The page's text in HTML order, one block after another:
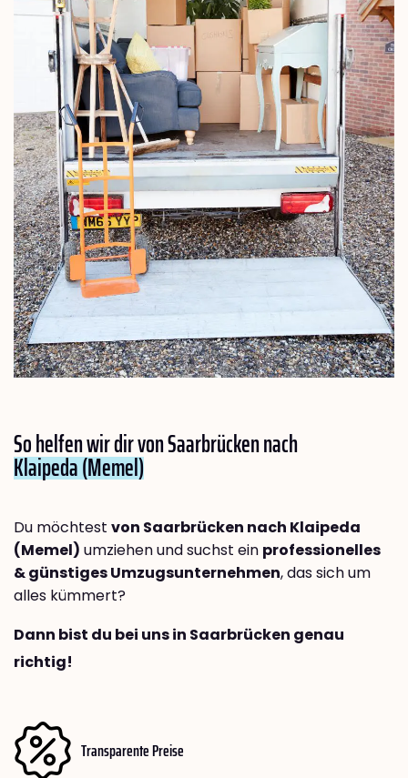
So helfen wir dir von Saarbrücken nach
Klaipeda (Memel)
Du möchtest von Saarbrücken nach Klaipeda
(Memel) umziehen und suchst ein professionelles
& günstiges Umzugsunternehmen, das sich um
alles kümmert?
Dann bist du bei uns in Saarbrücken genau
richtig!
Transparente Preise